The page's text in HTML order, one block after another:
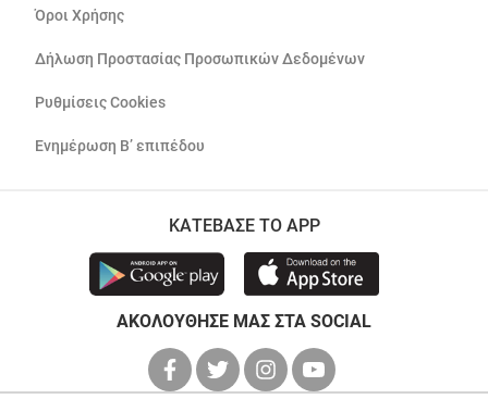
Όροι Χρήσης
Δήλωση Προστασίας Προσωπικών Δεδομένων
Ρυθμίσεις Cookies
Ενημέρωση Β’ επιπέδου
ΚΑΤΕΒΑΣΕ ΤΟ APP
ΑΚΟΛΟΥΘΗΣΕ ΜΑΣ ΣΤΑ SOCIAL